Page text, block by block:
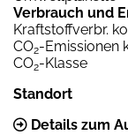
Verbrauch und
Kraftstoffverbr.
CO2-Emissionen
CO2-Klasse
Standort
Details zum